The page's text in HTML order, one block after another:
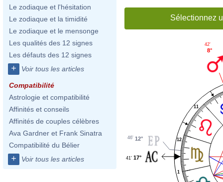
Le zodiaque et l'hésitation
Le zodiaque et la timidité
Le zodiaque et le mensonge
Les qualités des 12 signes
Les défauts des 12 signes
+ Voir tous les articles
Compatibilité
Astrologie et compatibilité
Affinités et conseils
Affinités de couples célèbres
Ava Gardner et Frank Sinatra
Compatibilité du Bélier
+ Voir tous les articles
Sélectionnez
1
11
12
8°
42'
12°
46'
17°
41'